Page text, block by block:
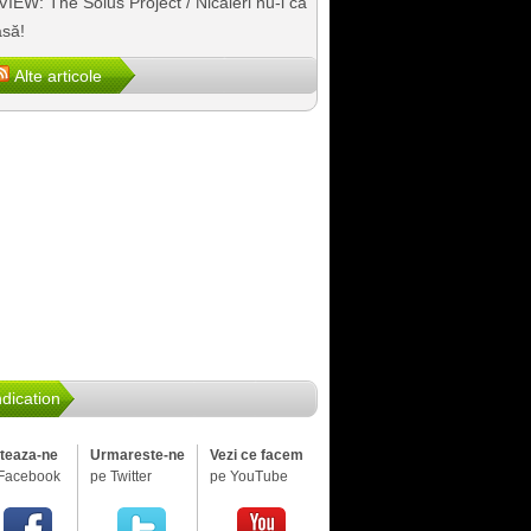
Alte articole
ne
Urmareste-ne
pe Twitter
Vezi ce facem
pe YouTube